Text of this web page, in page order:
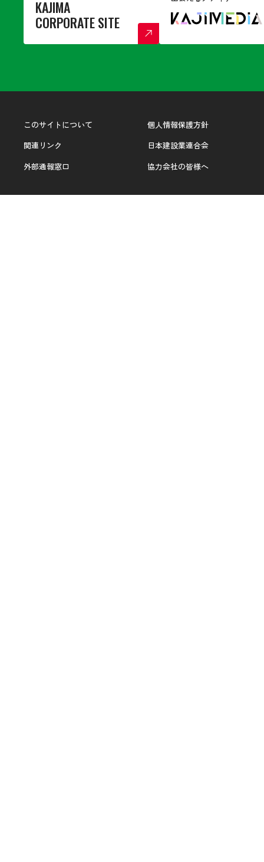
KAJIMA
CORPORATE SITE
このサイトについて
個人情報保護方針
関連リンク
日本建設業連合会
外部通報窓口
協力会社の皆様へ